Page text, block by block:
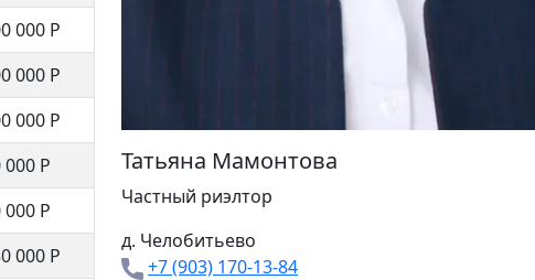
000 Р
000 Р
000 Р
000 Р
000 Р
000 Р
Татьяна Мамонтова
Частный риэлтор
д. Челобитьево
+7 (903) 170-13-84